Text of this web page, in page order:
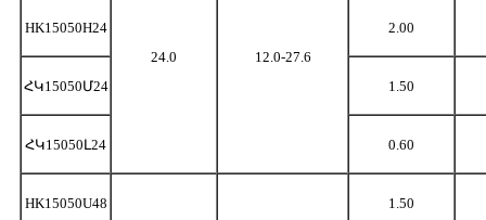
24.0 12.0-27.6
HK15050H24 2.00
ՀԿ15050Մ24 1.50
ՀԿ15050Լ24 0.60
HK15050U48 1.50